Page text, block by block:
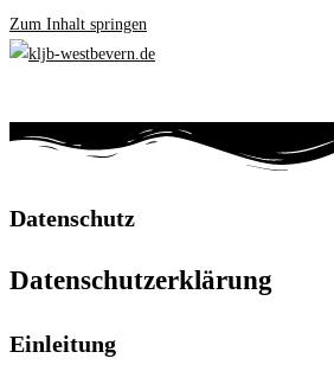
Zum Inhalt springen
Datenschutz
Datenschutzerklärung
Einleitung